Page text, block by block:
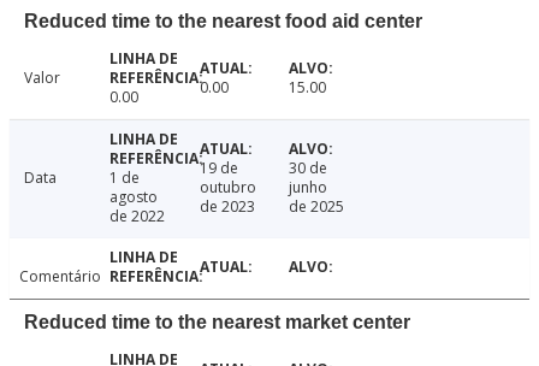
Reduced time to the nearest food aid center
Valor
0.00
0.00 15.00
Data
1 de
agosto
de 2022
19 de
outubro
de 2023
30 de
junho
de 2025
Comentário
Reduced time to the nearest market center